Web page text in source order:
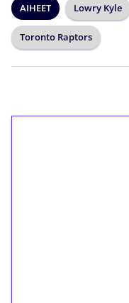
AIHEET Lowry Kyle
Toronto Raptors